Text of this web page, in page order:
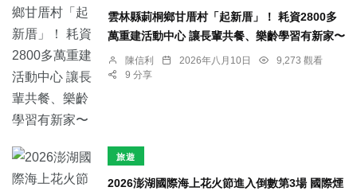
雲林縣莿桐鄉甘厝村「起新厝」！ 耗資2800多
萬重建活動中心 讓長輩共餐、樂齡學習有新家〜
陳信利 2026年八月10日
9,273 觀看
9 分享
旅遊
2026澎湖國際海上花火節進入倒數第3場 國際煙